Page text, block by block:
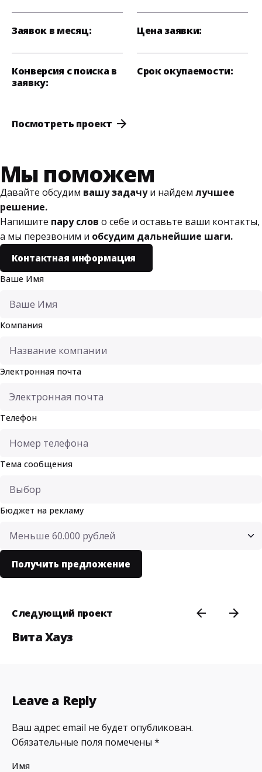
Заявок в месяц: Цена заявки:
Конверсия с поиска в
заявку:
Срок окупаемости:
Посмотреть проект
Мы поможем
Давайте обсудим вашу задачуи найдем лучшее
решение.
Напишите пару слов о себе и оставьте ваши контакты,
а мы перезвоним и обсудим дальнейшие шаги.
Контактная информация
Ваше Имя
Компания
Электронная почта
Телефон
Тема сообщения
Бюджет на рекламу
Следующий проект
Вита Хауз
Leave a Reply
Ваш адрес email не будет опубликован.
Обязательные поля помечены *
Имя